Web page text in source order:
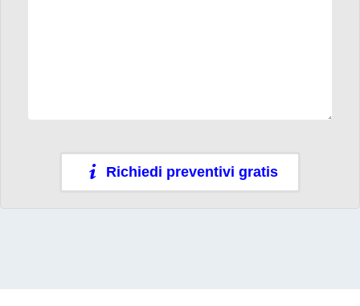
Richiedi preventivi gratis